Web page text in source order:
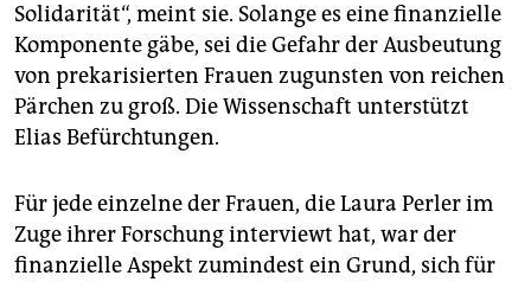
Solidarität“, meint sie. Solange es eine finanzielle
Komponente gäbe, sei die Gefahr der Ausbeutung
von prekarisierten Frauen zugunsten von reichen
Pärchen zu groß. Die Wissenschaft unterstützt
Elias Befürchtungen.
Für jede einzelne der Frauen, die Laura Perler im
Zuge ihrer Forschung interviewt hat, war der
finanzielle Aspekt zumindest ein Grund, sich für